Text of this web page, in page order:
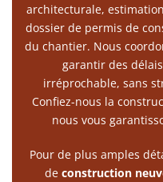
architecturale,
dossier de permis de
du chantier. Nous
garantir des
irréprochable, sans
Confiez-nous la
nous vous
Pour de plus amples
de construction